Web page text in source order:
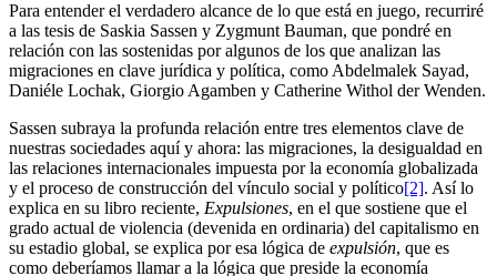
Para entender el verdadero alcance de lo que está en juego, recurriré
a las tesis de Saskia Sassen y Zygmunt Bauman, que pondré en
relación con las sostenidas por algunos de los que analizan las
migraciones en clave jurídica y política, como Abdelmalek Sayad,
Daniéle Lochak, Giorgio Agamben y Catherine Withol der Wenden.
Sassen subraya la profunda relación entre tres elementos clave de
nuestras sociedades aquí y ahora: las migraciones, la desigualdad en
las relaciones internacionales impuesta por la economía globalizada
y el proceso de construcción del vínculo social y político[2]. Así lo
explica en su libro reciente, Expulsiones, en el que sostiene que el
grado actual de violencia (devenida en ordinaria) del capitalismo en
su estadio global, se explica por esa lógica de expulsión, que es
como deberíamos llamar a la lógica que preside la economía